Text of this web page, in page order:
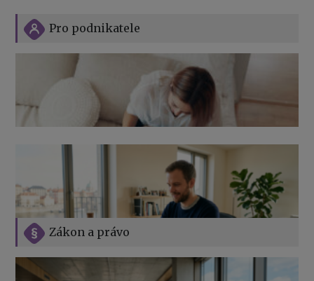
Zákon a právo
Pro podnikatele
Jak na podnikání při rodičovské dovolené